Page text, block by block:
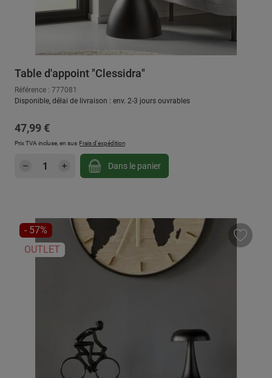
Table d'appoint "Clessidra"
Référence : 777081
Disponible, délai de livraison : env. 2-3 jours ouvrables
Prix régulier :
47,99 €
Prix TVA incluse, en sus Frais d'expédition
Quantité de produit : Entrez la quantité
Dans le panier
RÉDUCTION
- 57%
OUTLET